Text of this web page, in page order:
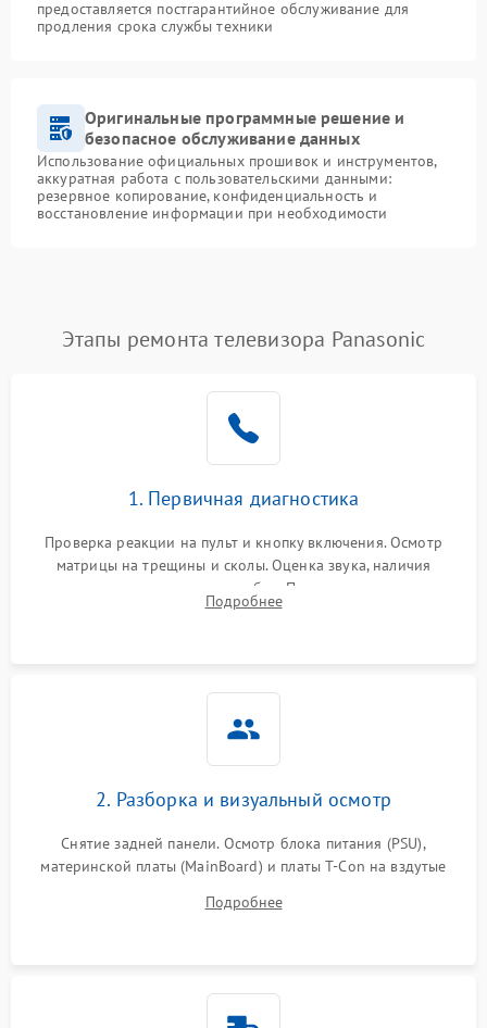
предоставляется постгарантийное обслуживание для
продления срока службы техники
Оригинальные программные решение и
безопасное обслуживание данных
Использование официальных прошивок и инструментов,
аккуратная работа с пользовательскими данными:
резервное копирование, конфиденциальность и
восстановление информации при необходимости
Этапы ремонта телевизора Panasonic
1. Первичная диагностика
Проверка реакции на пульт и кнопку включения. Осмотр
матрицы на трещины и сколы. Оценка звука, наличия
подсветки и индикаторов ошибок. Подключение тестовых
источников сигнала для выявления симптомов поломки.
Подробнее
2. Разборка и визуальный осмотр
Снятие задней панели. Осмотр блока питания (PSU),
материнской платы (MainBoard) и платы T-Con на вздутые
Проверка надежности фиксации и целостности шлейфов.
Подробнее